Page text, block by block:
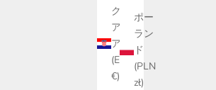
ポー
ラン
ド
(PLN
zł)
クロ
アチ
ア
(EUR
€)